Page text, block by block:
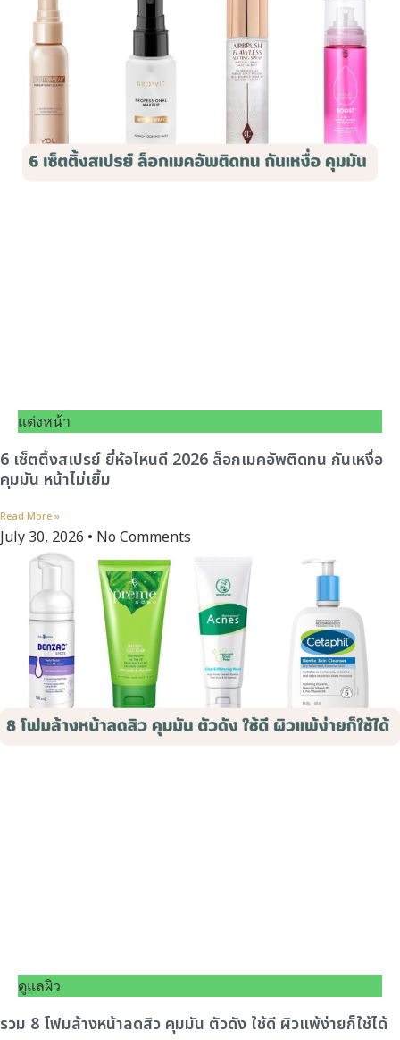
แต่งหน้า
6 เซ็ตติ้งสเปรย์ ยี่ห้อไหนดี 2026 ล็อกเมคอัพติดทน กันเหงื่อ
คุมมัน หน้าไม่เยิ้ม
Read More »
July 30, 2026 No Comments
ดูแลผิว
รวม 8 โฟมล้างหน้าลดสิว คุมมัน ตัวดัง ใช้ดี ผิวแพ้ง่ายก็ใช้ได้